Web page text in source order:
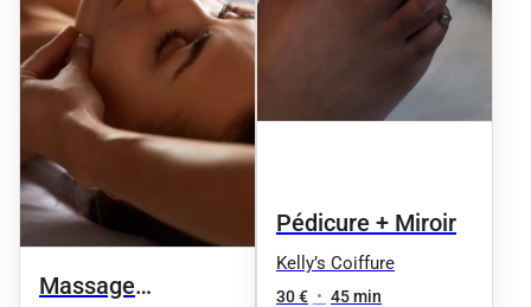
Massage
Pédicure + Miroir
Kelly’s Coiffure
30 € • 45 min